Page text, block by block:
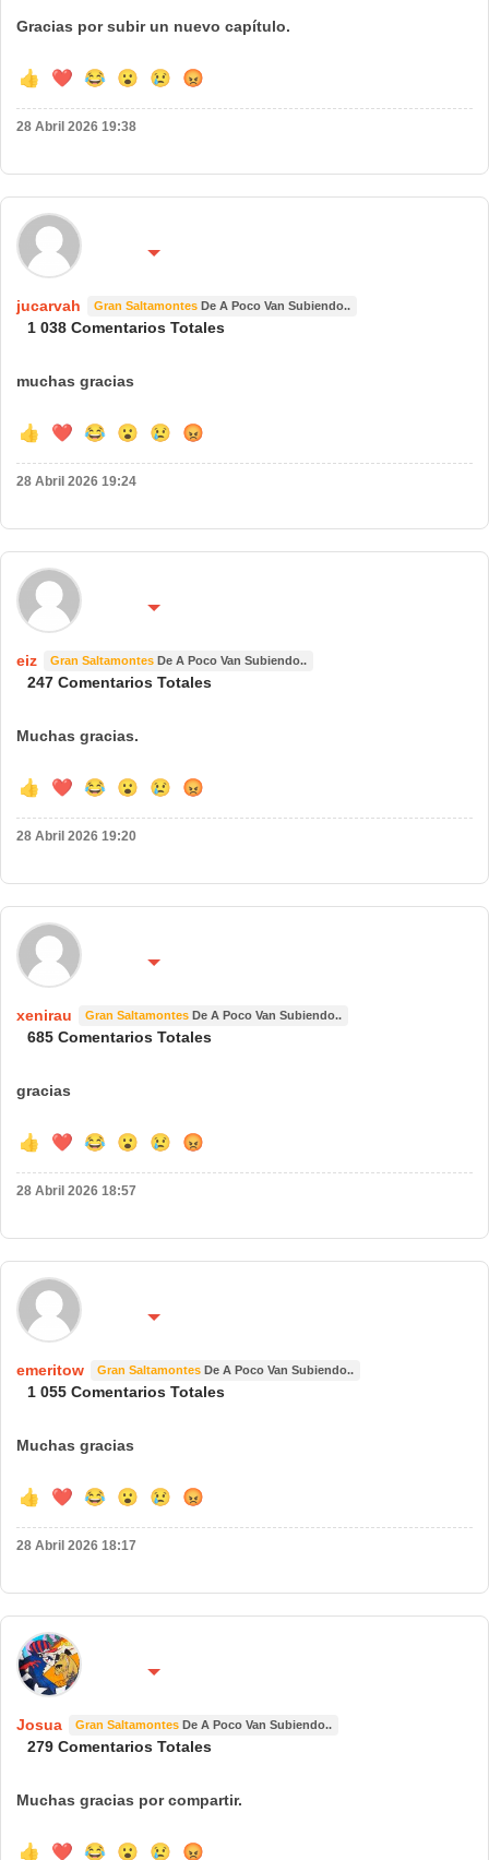
Gracias por subir un nuevo capítulo.
👍 ❤️ 😂 😮 😢 😡
28 Abril 2026 19:38
jucarvah Gran Saltamontes De A Poco Van Subiendo..
1 038 Comentarios Totales
muchas gracias
👍 ❤️ 😂 😮 😢 😡
28 Abril 2026 19:24
eiz Gran Saltamontes De A Poco Van Subiendo..
247 Comentarios Totales
Muchas gracias.
👍 ❤️ 😂 😮 😢 😡
28 Abril 2026 19:20
xenirau Gran Saltamontes De A Poco Van Subiendo..
685 Comentarios Totales
gracias
👍 ❤️ 😂 😮 😢 😡
28 Abril 2026 18:57
emeritow Gran Saltamontes De A Poco Van Subiendo..
1 055 Comentarios Totales
Muchas gracias
👍 ❤️ 😂 😮 😢 😡
28 Abril 2026 18:17
Josua Gran Saltamontes De A Poco Van Subiendo..
279 Comentarios Totales
Muchas gracias por compartir.
👍 ❤️ 😂 😮 😢 😡